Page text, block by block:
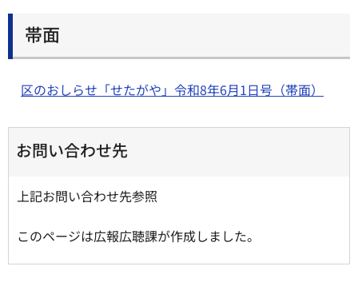
帯面
区のおしらせ「せたがや」令和8年6月1日号（帯面）
お問い合わせ先
上記お問い合わせ先参照
このページは広報広聴課が作成しました。